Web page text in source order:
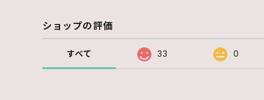
ショップの評価
すべて 33 0